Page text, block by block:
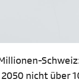
nicht über